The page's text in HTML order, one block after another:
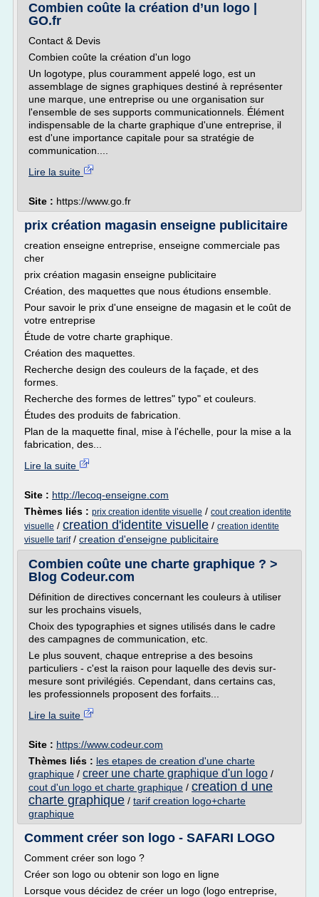
Combien coûte la création d’un logo |
GO.fr
Contact & Devis
Combien coûte la création d'un logo
Un logotype, plus couramment appelé logo, est un
assemblage de signes graphiques destiné à représenter
une marque, une entreprise ou une organisation sur
l'ensemble de ses supports communicationnels. Élément
indispensable de la charte graphique d'une entreprise, il
est d'une importance capitale pour sa stratégie de
communication....
Lire la suite
Site : https://www.go.fr
prix création magasin enseigne publicitaire
creation enseigne entreprise, enseigne commerciale pas
cher
prix création magasin enseigne publicitaire
Création, des maquettes que nous étudions ensemble.
Pour savoir le prix d'une enseigne de magasin et le coût de
votre entreprise
Étude de votre charte graphique.
Création des maquettes.
Recherche design des couleurs de la façade, et des
formes.
Recherche des formes de lettres" typo" et couleurs.
Études des produits de fabrication.
Plan de la maquette final, mise à l'échelle, pour la mise a la
fabrication, des...
Lire la suite
Site : http://lecoq-enseigne.com
Thèmes liés : prix creation identite visuelle / cout creation identite
visuelle / creation d'identite visuelle / creation identite
visuelle tarif/ creation d'enseigne publicitaire
Combien coûte une charte graphique ? >
Blog Codeur.com
Définition de directives concernant les couleurs à utiliser
sur les prochains visuels,
Choix des typographies et signes utilisés dans le cadre
des campagnes de communication, etc.
Le plus souvent, chaque entreprise a des besoins
particuliers - c'est la raison pour laquelle des devis sur-
mesure sont privilégiés. Cependant, dans certains cas,
les professionnels proposent des forfaits...
Lire la suite
Site : https://www.codeur.com
Thèmes liés : les etapes de creation d'une charte
graphique / creer une charte graphique d'un logo /
cout d'un logo et charte graphique / creation d une
charte graphique / tarif creation logo+charte
graphique
Comment créer son logo - SAFARI LOGO
Comment créer son logo ?
Créer son logo ou obtenir son logo en ligne
Lorsque vous décidez de créer un logo (logo entreprise,